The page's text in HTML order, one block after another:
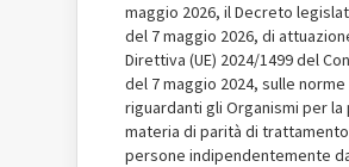
maggio 2026, il Decreto
del 7 maggio 2026, di
Direttiva (UE) 2024/1499 del
del 7 maggio 2024, sulle norme
riguardanti gli Organismi per la
materia di parità di
persone indipendentemente